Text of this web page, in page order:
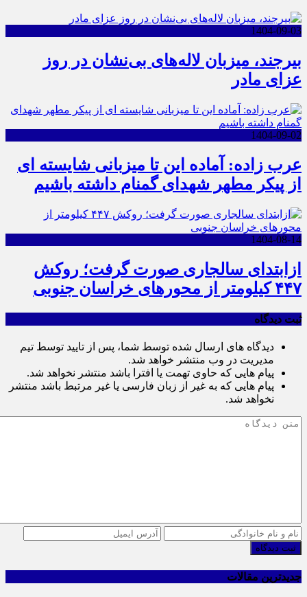
1404-09-03
بیرجند، میزبان لاله‌های بی‌نشان در روز
عزای مادر
1404-09-02
عرب زاده: آماده این تا میزبانی شایسته ای
از پیکر مطهر شهدای گمنام داشته باشیم
1404-08-14
ازابتدای سالجاری صورت گرفت؛ روکش
۴۴۷ کیلومتر از محورهای خراسان جنوبی
ثبت دیدگاه
دیدگاه های ارسال شده توسط شما، پس از تایید توسط تیم
مدیریت در وب منتشر خواهد شد.
پیام هایی که حاوی تهمت یا افترا باشد منتشر نخواهد شد.
پیام هایی که به غیر از زبان فارسی یا غیر مرتبط باشد منتشر
نخواهد شد.
ثبت دیدگاه
جدیدترین مقالات